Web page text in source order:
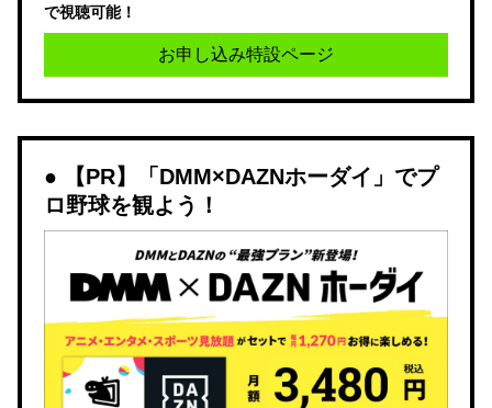
で視聴可能！
お申し込み特設ページ
【PR】「DMM×DAZNホーダイ」でプ
ロ野球を観よう！